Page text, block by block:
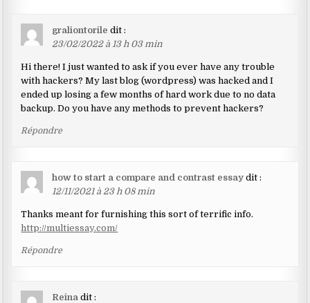
graliontorile dit :
23/02/2022 à 13 h 03 min
Hi there! I just wanted to ask if you ever have any trouble
with hackers? My last blog (wordpress) was hacked and I
ended up losing a few months of hard work due to no data
backup. Do you have any methods to prevent hackers?
Répondre
how to start a compare and contrast essay dit :
12/11/2021 à 23 h 08 min
Thanks meant for furnishing this sort of terrific info.
http://multiessay.com/
Répondre
Reina dit :